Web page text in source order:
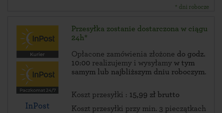
* dni robocze
InPost
Przesyłka zostanie dostarczona w ciągu
24h*
Opłacone zamówienia złożone do godz.
10:00 realizujemy i wysyłamy w tym
samym lub najbliższym dniu roboczym.
Koszt przesyłki : 15,99 zł brutto
Koszt przesyłki przy min. 3 pieczątkach